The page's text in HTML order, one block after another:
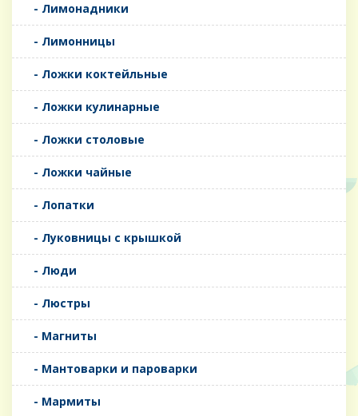
- Лимонадники
- Лимонницы
- Ложки коктейльные
- Ложки кулинарные
- Ложки столовые
- Ложки чайные
- Лопатки
- Луковницы с крышкой
- Люди
- Люстры
- Магниты
- Мантоварки и пароварки
- Мармиты